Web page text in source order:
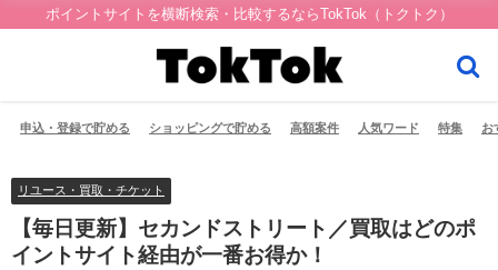
ポイントサイトを横断検索・比較するならTokTok（トクトク）
申込・登録で貯める ショッピングで貯める 高額案件 人気ワード 特集 お
リユース・買取・チケット
【毎日更新】セカンドストリート／買取はどのポ
イントサイト経由が一番お得か！